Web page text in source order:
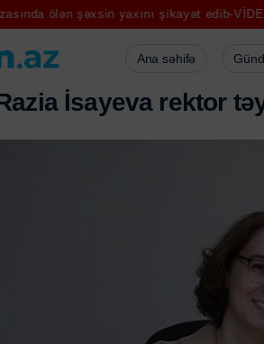
yaxını şikayət edib-VİDEO ABŞ
Ana səhifə
azia İsayeva rektor tə